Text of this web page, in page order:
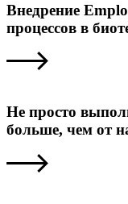
Внедрение
процессов в
Не просто
больше, чем от